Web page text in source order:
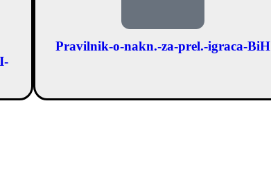
Pravilnik-o-nakn.-za-prel.-igraca-BiH